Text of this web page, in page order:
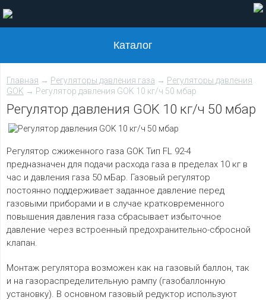
Каталог
Главная → Регуляторы давления газа → Регуляторы давления
GOK → Регулятор давления GOK 10 кг/ч 50 мбар
Регулятор давления GOK 10 кг/ч 50 мбар
Регулятор сжиженного газа GOK Тип FL 92-4
предназначен для подачи расхода газа в пределах 10 кг в
час и давления газа 50 мБар. Газовый регулятор
постоянно поддерживает заданное давление перед
газовыми приборами и в случае кратковременного
повышения давления газа сбрасывает избыточное
давление через встроенный предохранительно-сбросной
клапан.
Монтаж регулятора возможен как на газовый баллон, так
и на газораспределительную рампу (газобаллонную
установку). В основном газовый редуктор используют